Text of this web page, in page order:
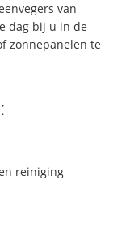
van
dag bij u in de
zonnepanelen te
reiniging